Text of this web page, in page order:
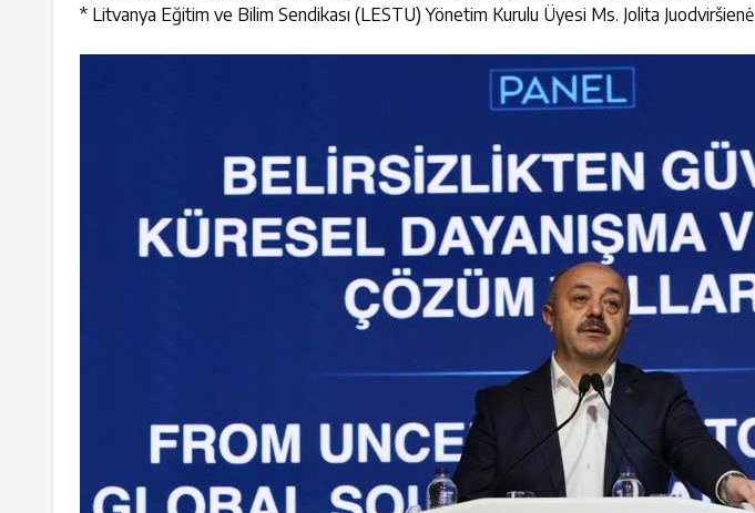
* Litvanya Eğitim ve Bilim Sendikası (LESTU) Yönetim Kurulu Üyesi Ms. Jolita Juodviršienė